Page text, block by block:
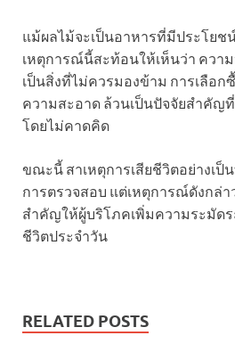
แม้ผลไม้จะเป็นอาหารที่มีประโย
เหตุการณ์นี้สะท้อนให้เห็นว่า ควา
เป็นสิ่งที่ไม่ควรมองข้าม การเลือก
ความสะอาด ล้วนเป็นปัจจัยสำคัญ
โดยไม่คาดคิด
ขณะนี้ สาเหตุการเสียชีวิตอย่างเป็
การตรวจสอบ แต่เหตุการณ์ดังกล่
สำคัญให้ผู้บริโภคเพิ่มความระมัด
ชีวิตประจำวัน
RELATED POSTS